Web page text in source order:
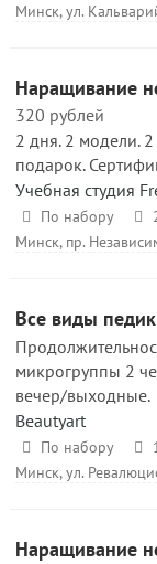
Минск, ул.
Наращивание
320 рублей
2 дня. 2 модели.
подарок.
Учебная студия
По набору
Минск, пр.
Все виды
микрогруппы 2
вечер/выходные.
Beautyart
По набору
Минск, ул.
Наращивание